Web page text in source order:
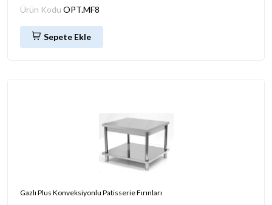
Ürün Kodu OPT.MF8
Sepete Ekle
Gazlı Plus Konveksiyonlu Patisserie Fırınları